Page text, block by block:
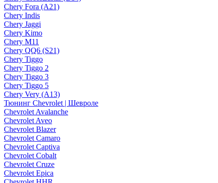
Chery Fora (A21)
Chery Indis
Chery Jaggi
Chery Kimo
Chery M11
Chery QQ6 (S21)
Chery Tiggo
Chery Tiggo 2
Chery Tiggo 3
Chery Tiggo 5
Chery Very (A13)
Тюнинг Chevrolet | Шевроле
Chevrolet Avalanche
Chevrolet Aveo
Chevrolet Blazer
Chevrolet Camaro
Chevrolet Captiva
Chevrolet Cobalt
Chevrolet Cruze
Chevrolet Epica